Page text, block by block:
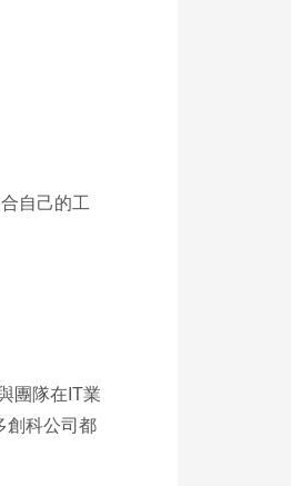
自己的工
團隊在IT業
創科公司都